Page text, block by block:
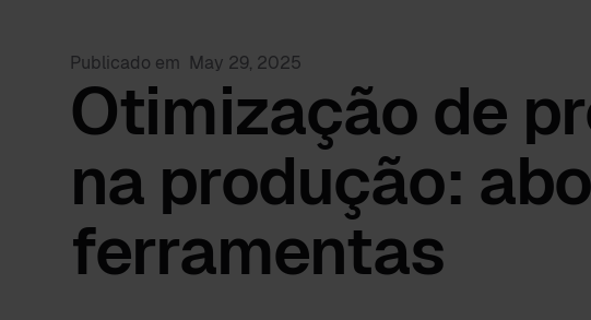
Publicado em May 29, 2025
Otimização de
na produção:
ferramentas